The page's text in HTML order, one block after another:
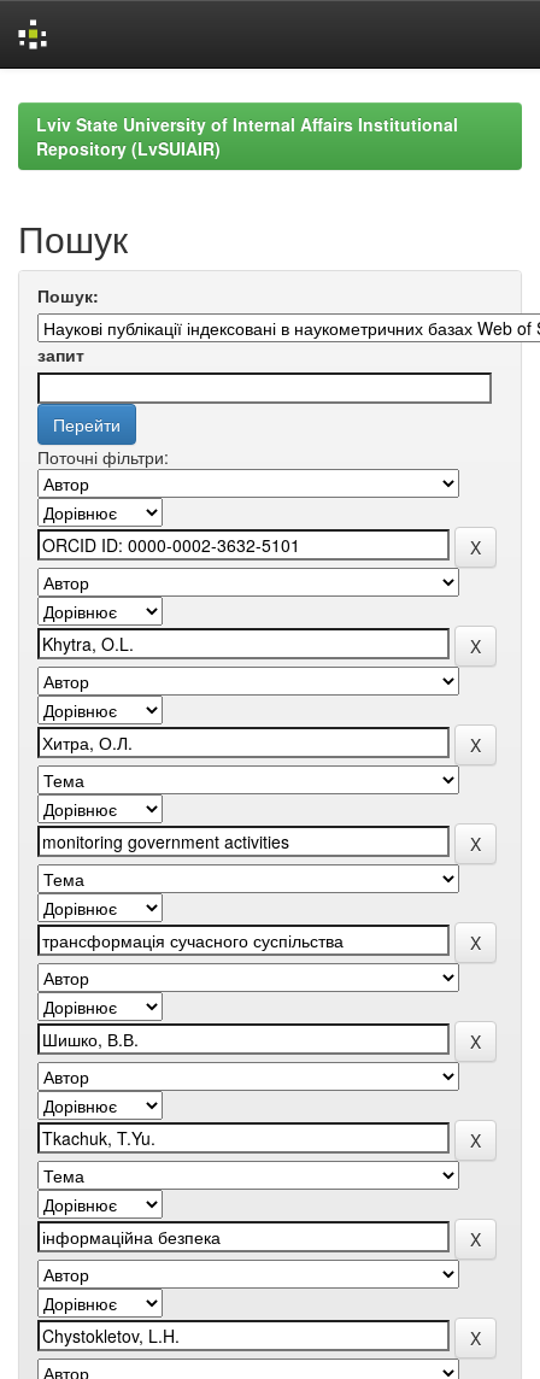
navigationLviv State University of Internal Affairs Institutional
Repository (LvSUIAIR)
Пошук
Пошук:
запит
Поточні фільтри: